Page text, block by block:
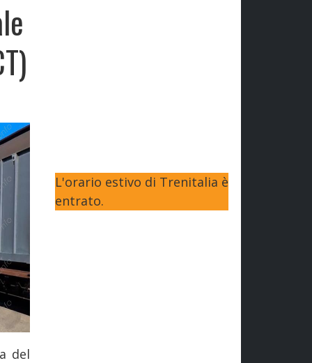
del
L'orario estivo di Trenitalia è
entrato.